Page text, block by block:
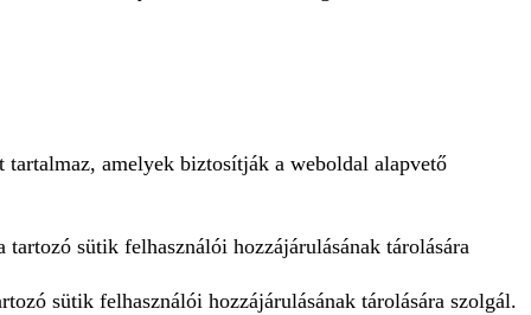
tartalmaz, amelyek biztosítják a weboldal alapvető
sütik felhasználói hozzájárulásának tárolására
sütik felhasználói hozzájárulásának tárolására szolgál.